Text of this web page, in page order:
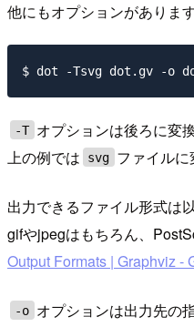
他にもオプションがありま
-T オプションは後ろに変
上の例では
svg ファイルに
出力できるファイル形式は
gifやjpegはもちろん、
Output Formats | Graphviz -
-o オプションは出力先の